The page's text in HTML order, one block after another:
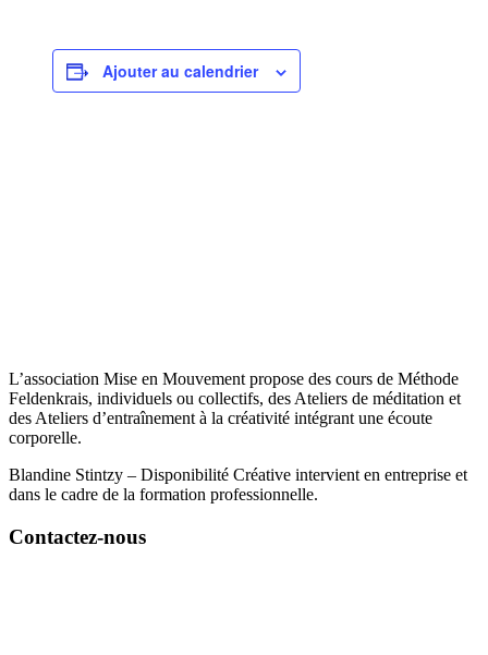
Ajouter au calendrier
L’association Mise en Mouvement propose des cours de Méthode
Feldenkrais, individuels ou collectifs, des Ateliers de méditation et
des Ateliers d’entraînement à la créativité intégrant une écoute
corporelle.
Blandine Stintzy – Disponibilité Créative intervient en entreprise et
dans le cadre de la formation professionnelle.
Contactez-nous